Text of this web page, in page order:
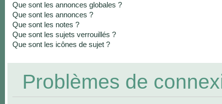
Que sont les annonces globales ?
Que sont les annonces ?
Que sont les notes ?
Que sont les sujets verrouillés ?
Que sont les icônes de sujet ?
Problèmes de